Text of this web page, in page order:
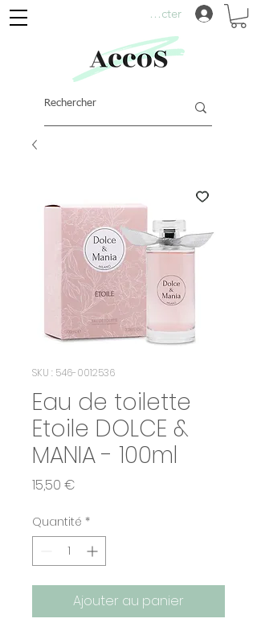
Se connecter
SKU : 546-0012536
Eau de toilette
Etoile DOLCE &
MANIA - 100ml
15,50 €
Quantité *
Ajouter au panier